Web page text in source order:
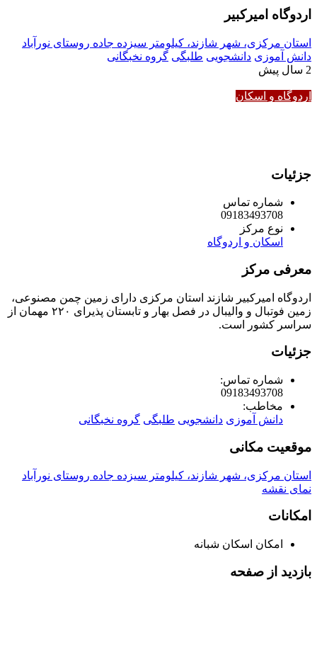
اردوگاه امیرکبیر
استان مرکزی، شهر شازند، کیلومتر سیزده جاده روستای نورآباد
دانش آموزی دانشجویی طلبگی گروه نخبگانی
2 سال پیش
اردوگاه و اسکان
جزئیات
شماره تماس
09183493708
نوع مرکز
اسکان و اردوگاه
معرفی مرکز
اردوگاه امیرکبیر شازند استان مرکزی دارای زمین چمن مصنوعی،
زمین فوتبال و والیبال در فصل بهار و تابستان پذیرای ۲۲۰ مهمان از
سراسر کشور است.
جزئیات
شماره تماس:
09183493708
مخاطب:
دانش آموزی دانشجویی طلبگی گروه نخبگانی
موقعیت مکانی
استان مرکزی، شهر شازند، کیلومتر سیزده جاده روستای نورآباد
نمای نقشه
امکانات
امکان اسکان شبانه
بازدید از صفحه